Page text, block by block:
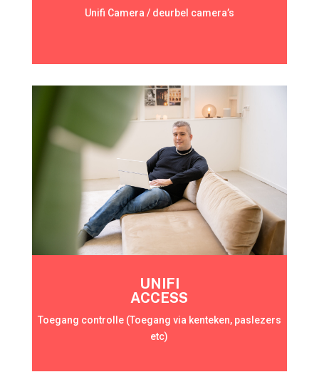
Unifi Camera / deurbel camera’s
UNIFI
ACCESS
Toegang controlle (Toegang via kenteken, paslezers
etc)